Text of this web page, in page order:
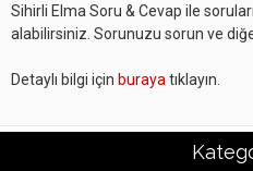
Sihirli Elma Soru & Cevap ile
alabilirsiniz. Sorunuzu sorun ve
Detaylı bilgi için buraya tıklayın.